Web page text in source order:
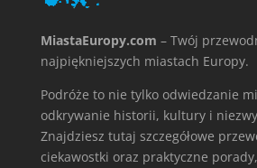
MiastaEuropy.com – Twój
najpiękniejszych miastach Europy.
Podróże to nie tylko odwiedzanie
odkrywanie historii, kultury i
Znajdziesz tutaj szczegółowe
ciekawostki oraz praktyczne